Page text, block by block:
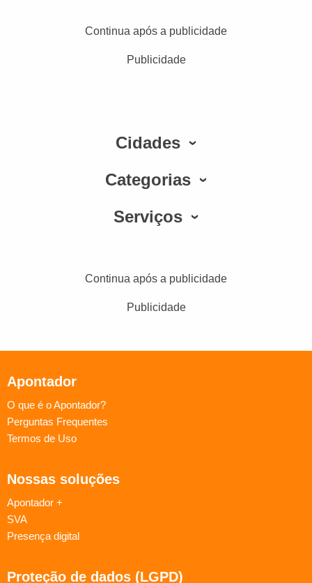
Continua após a publicidade
Publicidade
Cidades
Categorias
Serviços
Continua após a publicidade
Publicidade
Apontador
O que é o Apontador?
Perguntas Frequentes
Termos de Uso
Nossas soluções
Apontador +
SVA
Presença digital
Proteção de dados (LGPD)